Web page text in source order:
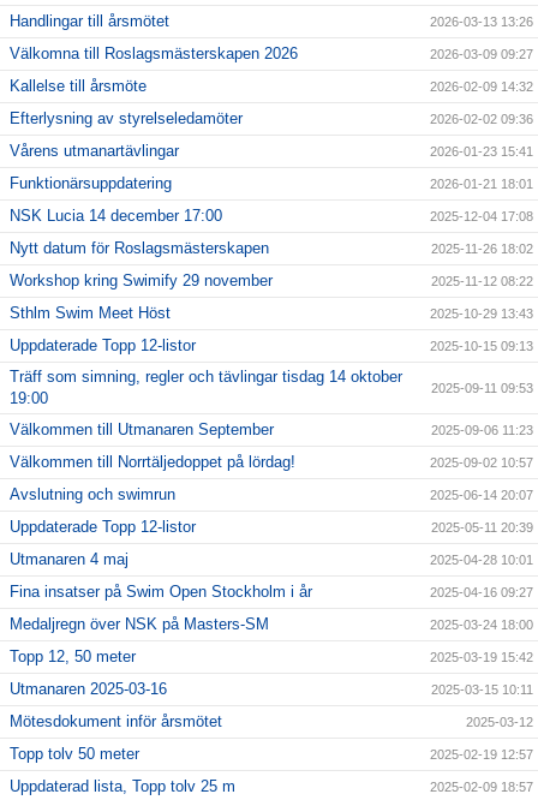
Handlingar till årsmötet 2026-03-13 13:26
Välkomna till Roslagsmästerskapen 2026 2026-03-09 09:27
Kallelse till årsmöte 2026-02-09 14:32
Efterlysning av styrelseledamöter 2026-02-02 09:36
Vårens utmanartävlingar 2026-01-23 15:41
Funktionärsuppdatering 2026-01-21 18:01
NSK Lucia 14 december 17:00 2025-12-04 17:08
Nytt datum för Roslagsmästerskapen 2025-11-26 18:02
Workshop kring Swimify 29 november 2025-11-12 08:22
Sthlm Swim Meet Höst 2025-10-29 13:43
Uppdaterade Topp 12-listor 2025-10-15 09:13
Träff som simning, regler och tävlingar tisdag 14 oktober
19:00
2025-09-11 09:53
Välkommen till Utmanaren September 2025-09-06 11:23
Välkommen till Norrtäljedoppet på lördag! 2025-09-02 10:57
Avslutning och swimrun 2025-06-14 20:07
Uppdaterade Topp 12-listor 2025-05-11 20:39
Utmanaren 4 maj 2025-04-28 10:01
Fina insatser på Swim Open Stockholm i år 2025-04-16 09:27
Medaljregn över NSK på Masters-SM 2025-03-24 18:00
Topp 12, 50 meter 2025-03-19 15:42
Utmanaren 2025-03-16 2025-03-15 10:11
Mötesdokument inför årsmötet 2025-03-12
Topp tolv 50 meter 2025-02-19 12:57
Uppdaterad lista, Topp tolv 25 m 2025-02-09 18:57